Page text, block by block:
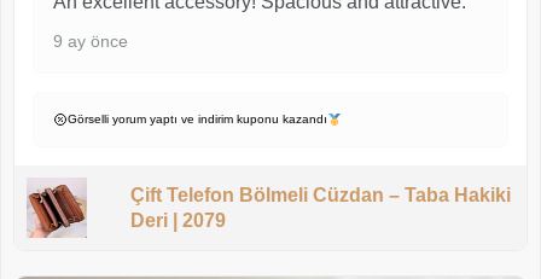
9 ay önce
Görselli yorum yaptı ve indirim kuponu kazandı
Çift Telefon Bölmeli Cüzdan – Taba Hakiki
Deri | 2079